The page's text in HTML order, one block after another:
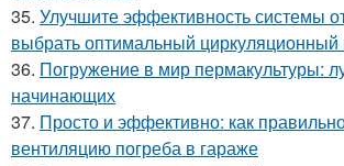
35. Улучшите эффективность системы
выбрать оптимальный циркуляционный
36. Погружение в мир пермакультуры:
начинающих
37. Просто и эффективно: как
вентиляцию погреба в гараже